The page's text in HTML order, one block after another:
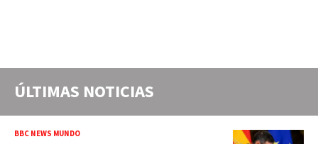
ÚLTIMAS NOTICIAS
BBC NEWS MUNDO